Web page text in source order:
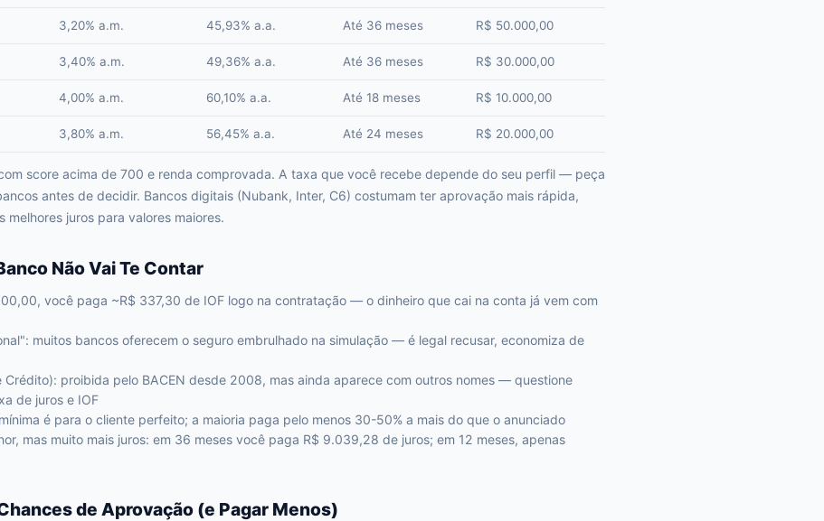
3,20% a.m. 45,93% a.a. Até 36 meses R$ 50.000,00
3,40% a.m. 49,36% a.a. Até 36 meses R$ 30.000,00
4,00% a.m. 60,10% a.a. Até 18 meses R$ 10.000,00
3,80% a.m. 56,45% a.a. Até 24 meses R$ 20.000,00
score acima de 700 e renda comprovada. A taxa que você recebe depende do seu perfil — peça
antes de decidir. Bancos digitais (Nubank, Inter, C6) costumam ter aprovação mais rápida,
melhores juros para valores maiores.
Não Vai Te Contar
você paga ~R$ 337,30 de IOF logo na contratação — o dinheiro que cai na conta já vem com
muitos bancos oferecem o seguro embrulhado na simulação — é legal recusar, economiza de
Crédito): proibida pelo BACEN desde 2008, mas ainda aparece com outros nomes — questione
de juros e IOF
é para o cliente perfeito; a maioria paga pelo menos 30-50% a mais do que o anunciado
mas muito mais juros: em 36 meses você paga R$ 9.039,28 de juros; em 12 meses, apenas
de Aprovação (e Pagar Menos)